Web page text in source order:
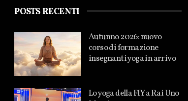
POSTS RECENTI
Autunno 2026: nuovo
corso di formazione
insegnanti yoga in arrivo
Lo yoga della FIY a Rai Uno